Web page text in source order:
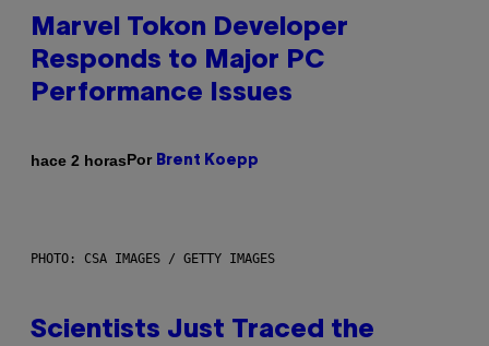
Marvel Tokon Developer
Responds to Major PC
Performance Issues
hace 2 horasPor Brent Koepp
PHOTO: CSA IMAGES / GETTY IMAGES
Scientists Just Traced the